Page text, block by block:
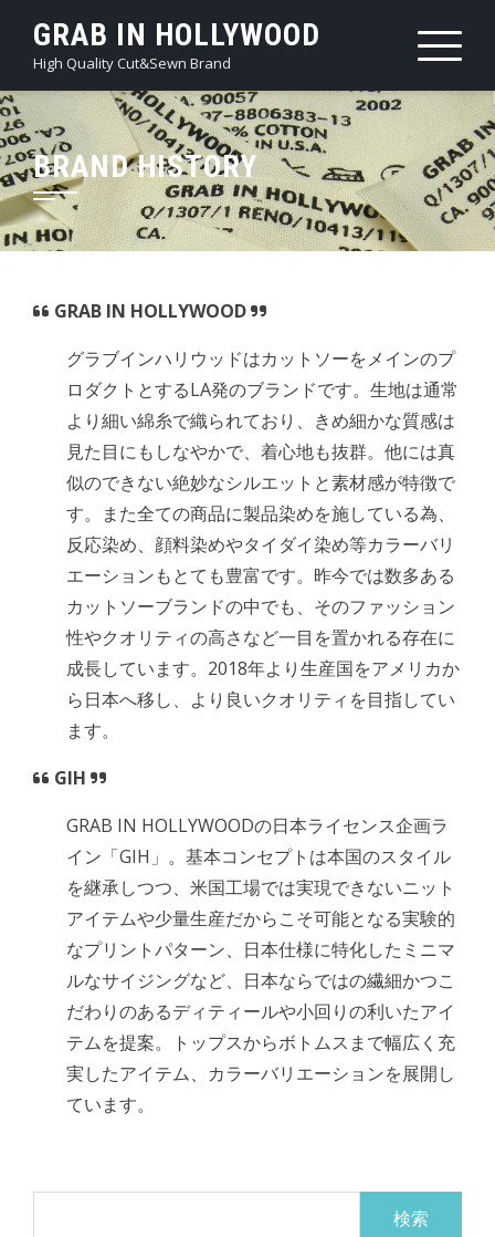
content
GRAB IN HOLLYWOOD
High Quality Cut&Sewn Brand
BRAND HISTORY
GRAB IN HOLLYWOOD
グラブインハリウッドはカットソーをメインのプ
ロダクトとするLA発のブランドです。生地は通常
より細い綿糸で織られており、きめ細かな質感は
見た目にもしなやかで、着心地も抜群。他には真
似のできない絶妙なシルエットと素材感が特徴で
す。また全ての商品に製品染めを施している為、
反応染め、顔料染めやタイダイ染め等カラーバリ
エーションもとても豊富です。昨今では数多ある
カットソーブランドの中でも、そのファッション
性やクオリティの高さなど一目を置かれる存在に
成長しています。2018年より生産国をアメリカか
ら日本へ移し、より良いクオリティを目指してい
ます。
GIH
GRAB IN HOLLYWOODの日本ライセンス企画ラ
イン「GIH」。基本コンセプトは本国のスタイル
を継承しつつ、米国工場では実現できないニット
アイテムや少量生産だからこそ可能となる実験的
なプリントパターン、日本仕様に特化したミニマ
ルなサイジングなど、日本ならではの繊細かつこ
だわりのあるディティールや小回りの利いたアイ
テムを提案。トップスからボトムスまで幅広く充
実したアイテム、カラーバリエーションを展開し
ています。